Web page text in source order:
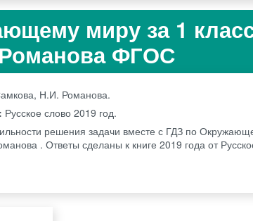
миру за 1
ФГОС
Н.И. Романова.
Русское слово 2019 год.
решения задачи вместе с ГДЗ по
. Ответы сделаны к книге 2019 года от